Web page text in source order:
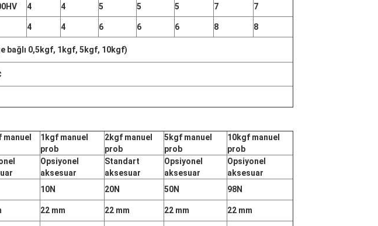
4 4 5 5 5 7 7
4 4 6 6 6 8
8
bağlı 0,5kgf, 1kgf, 5kgf, 10kgf)
manuel
1kgf manuel
prob
2kgf manuel
prob
5kgf manuel
prob
10kgf manuel
prob
Opsiyonel
aksesuar
Standart
aksesuar
Opsiyonel
aksesuar
Opsiyonel
aksesuar
10N 20N 50N 98N
22 mm 22 mm 22 mm 22 mm